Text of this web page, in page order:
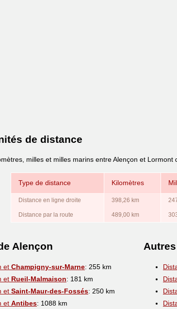
de distance
milles et milles marins entre Alençon et Lormont
Type de distance Kilomètres
Distance en ligne droite 398,26 km
Distance par la route 489,00 km
Alençon
et Champigny-sur-Marne: 255 km
et Rueil-Malmaison: 181 km
et Saint-Maur-des-Fossés: 250 km
et Antibes: 1088 km